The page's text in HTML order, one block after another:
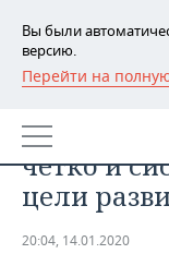
Вы были
версию.
Перейти на
РЕГИОНЫ
БАШКОРТОСТАН
ТАТАРСТАН
НОВОСТИ
АНАЛИТИКА
Павел
четко и
цели
20:04, 14.01.2020